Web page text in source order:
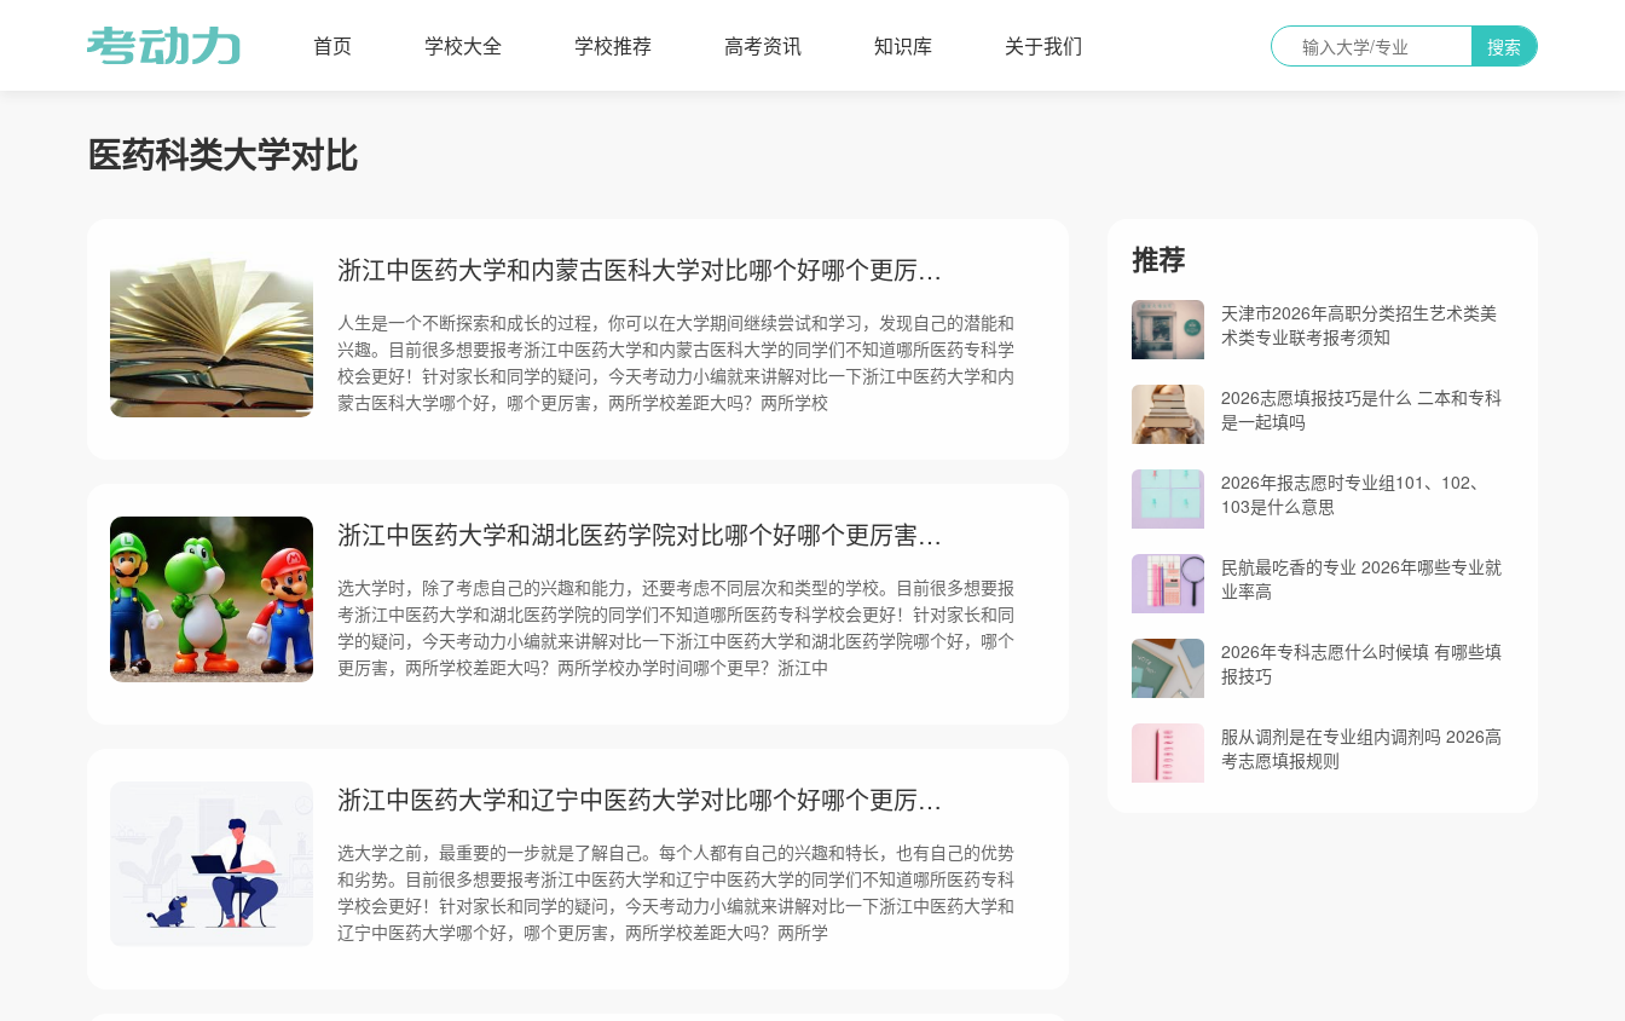
首页 学校大全 学校推荐 高考资讯 知识库 关于我们 搜索
医药科类大学对比
浙江中医药大学和内蒙古医科大学对比哪个好哪个更厉害？差距大吗？
人生是一个不断探索和成长的过程，你可以在大学期间继续尝试和学习，发现自己的潜能和
兴趣。目前很多想要报考浙江中医药大学和内蒙古医科大学的同学们不知道哪所医药专科学
校会更好！针对家长和同学的疑问，今天考动力小编就来讲解对比一下浙江中医药大学和内
蒙古医科大学哪个好，哪个更厉害，两所学校差距大吗？两所学校
浙江中医药大学和湖北医药学院对比哪个好哪个更厉害？差距大吗？
选大学时，除了考虑自己的兴趣和能力，还要考虑不同层次和类型的学校。目前很多想要报
考浙江中医药大学和湖北医药学院的同学们不知道哪所医药专科学校会更好！针对家长和同
学的疑问，今天考动力小编就来讲解对比一下浙江中医药大学和湖北医药学院哪个好，哪个
更厉害，两所学校差距大吗？两所学校办学时间哪个更早？浙江中
浙江中医药大学和辽宁中医药大学对比哪个好哪个更厉害？差距大吗？
选大学之前，最重要的一步就是了解自己。每个人都有自己的兴趣和特长，也有自己的优势
和劣势。目前很多想要报考浙江中医药大学和辽宁中医药大学的同学们不知道哪所医药专科
学校会更好！针对家长和同学的疑问，今天考动力小编就来讲解对比一下浙江中医药大学和
辽宁中医药大学哪个好，哪个更厉害，两所学校差距大吗？两所学
推荐
天津市2026年高职分类招生艺术类美
术类专业联考报考须知
2026志愿填报技巧是什么 二本和专科
是一起填吗
2026年报志愿时专业组101、102、
103是什么意思
民航最吃香的专业 2026年哪些专业就
业率高
2026年专科志愿什么时候填 有哪些填
报技巧
服从调剂是在专业组内调剂吗 2026高
考志愿填报规则